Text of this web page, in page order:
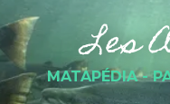
Les
MATAPÉDIA -